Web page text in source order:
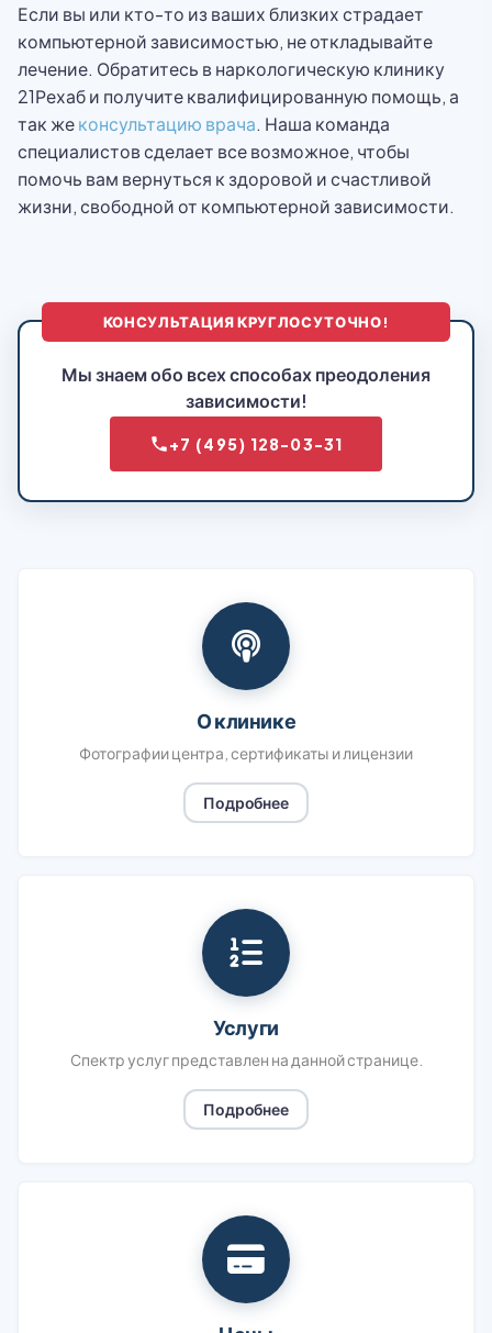
Если вы или кто-то из ваших близких страдает
компьютерной зависимостью, не откладывайте
лечение. Обратитесь в наркологическую клинику
21Рехаб и получите квалифицированную помощь, а
так жеконсультацию врача. Наша команда
специалистов сделает все возможное, чтобы
помочь вам вернуться к здоровой и счастливой
жизни, свободной от компьютерной зависимости.
КОНСУЛЬТАЦИЯ КРУГЛОСУТОЧНО!
Мы знаем обо всех способах преодоления
зависимости!
+7 (495) 128-03-31
О клинике
Фотографии центра, сертификаты и лицензии
Подробнее
Услуги
Спектр услуг представлен на данной странице.
Подробнее